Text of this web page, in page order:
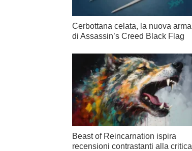
Cerbottana celata, la nuova arma
di Assassin’s Creed Black Flag
Beast of Reincarnation ispira
recensioni contrastanti alla critica